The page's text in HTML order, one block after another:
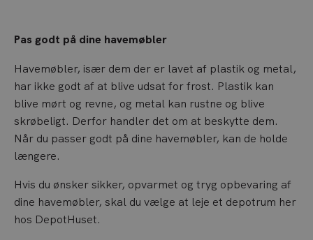
Pas godt på dine havemøbler
Havemøbler, især dem der er lavet af plastik og metal,
har ikke godt af at blive udsat for frost. Plastik kan
blive mørt og revne, og metal kan rustne og blive
skrøbeligt. Derfor handler det om at beskytte dem.
Når du passer godt på dine havemøbler, kan de holde
længere.
Hvis du ønsker sikker, opvarmet og tryg opbevaring af
dine havemøbler, skal du vælge at leje et depotrum her
hos DepotHuset.